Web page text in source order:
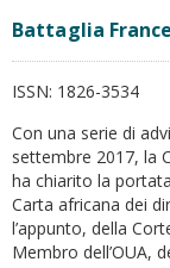
Battaglia
ISSN: 1826-3534
Con una serie di
settembre 2017, la
ha chiarito la
Carta africana dei
l’appunto, della
Membro dell’OUA,